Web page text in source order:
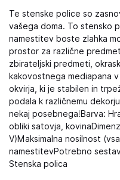
Te stenske police so
vašega doma. To stensko
namestitev boste zlahka
prostor za različne
zbirateljski predmeti,
kakovostnega mediapana
okvirja, ki je stabilen in
podala k različnemu
nekaj posebnega!Barva:
obliki satovja,
V)Maksimalna nosilnost
namestitevPotrebno
Stenska polica